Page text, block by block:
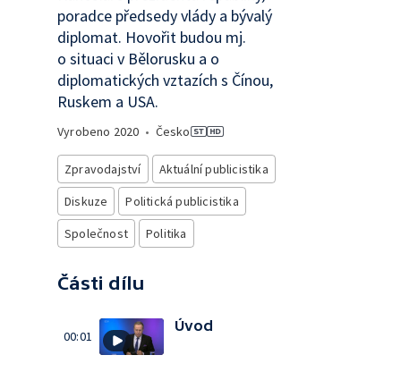
poradce předsedy vlády a bývalý
diplomat. Hovořit budou mj.
o situaci v Bělorusku a o
diplomatických vztazích s Čínou,
Ruskem a USA.
Vyrobeno 2020 • Česko
Zpravodajství
Aktuální publicistika
Diskuze
Politická publicistika
Společnost
Politika
Části dílu
00:01
Úvod